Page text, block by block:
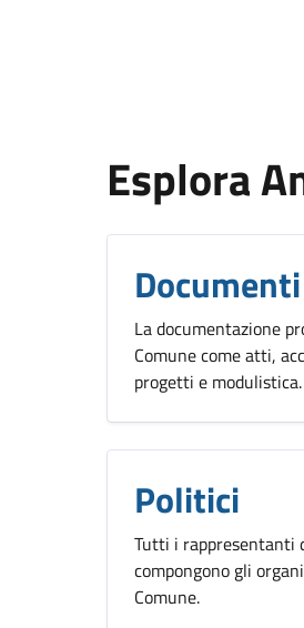
Esplora
La documentazione
Comune come atti,
progetti e modulistica.
Politici
Tutti i rappresentanti
compongono gli
Comune.